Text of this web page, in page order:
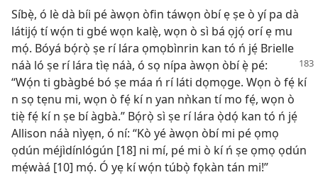
Síbẹ̀, ó lè dà bíi pé àwọn òfin táwọn òbí ẹ ṣe ò yí pa dà
látijọ́ tí wọ́n ti gbé wọn kalẹ̀, wọn ò sì bá ọjọ́ orí ẹ mu
mọ́. Bóyá bọ́rọ̀ ṣe rí lára ọmọbìnrin kan tó ń jẹ́ Brielle
náà ló ṣe rí lára tìẹ náà, ó sọ nípa àwọn òbí ẹ̀ pé:
“Wọ́n ti gbàgbé bó ṣe máa ń rí láti dọmọge. Wọn ò fẹ́ kí
n sọ tẹnu mi, wọn ò fẹ́ kí n yan nǹkan tí mo fẹ́, wọn ò
tiẹ̀ fẹ́ kí n ṣe bí àgbà.” Bọ́rọ̀ sì ṣe rí lára ọ̀dọ́ kan tó ń jẹ́
Allison náà nìyẹn, ó ní: “Kò yé àwọn òbí mi pé ọmọ
ọdún méjìdínlógún [18] ni mí, pé mi ò kí ń ṣe ọmọ ọdún
mẹ́wàá [10] mọ́. Ó yẹ kí wọ́n túbọ̀ fọkàn tán mi!”